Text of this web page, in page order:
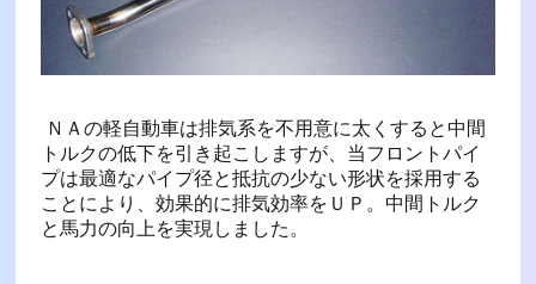
ＮＡの軽自動車は排気系を不用意に太くすると中間
トルクの低下を引き起こしますが、当フロントパイ
プは最適なパイプ径と抵抗の少ない形状を採用する
ことにより、効果的に排気効率をＵＰ。中間トルク
と馬力の向上を実現しました。